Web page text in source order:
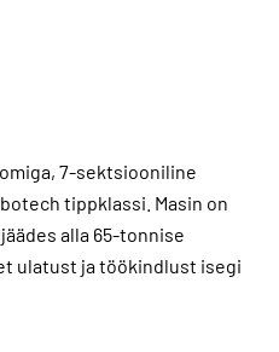
7-sektsiooniline
tippklassi. Masin on
alla 65-tonnise
ulatust ja töökindlust isegi